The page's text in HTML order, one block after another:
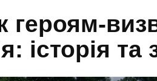
героям-
історія та